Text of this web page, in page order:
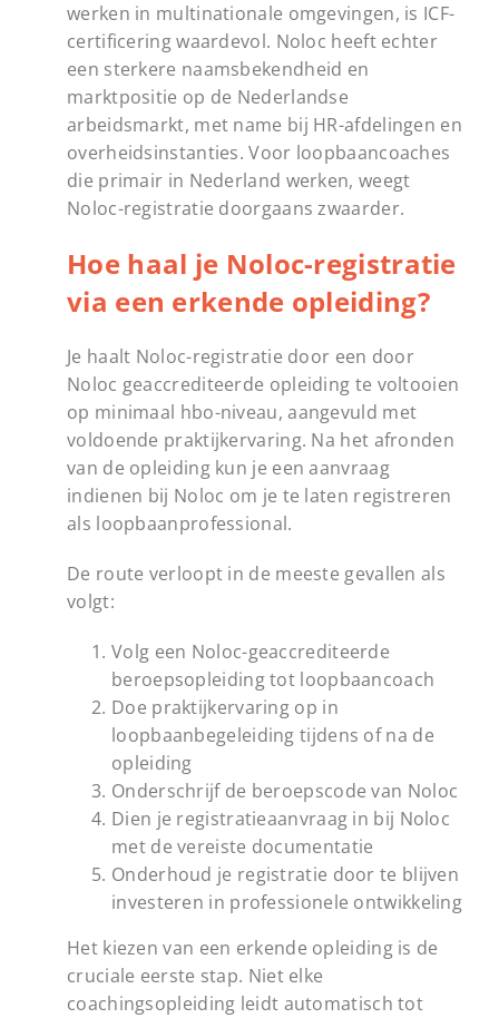
werken in multinationale omgevingen, is ICF-
certificering waardevol. Noloc heeft echter
een sterkere naamsbekendheid en
marktpositie op de Nederlandse
arbeidsmarkt, met name bij HR-afdelingen en
overheidsinstanties. Voor loopbaancoaches
die primair in Nederland werken, weegt
Noloc-registratie doorgaans zwaarder.
Hoe haal je Noloc-registratie
via een erkende opleiding?
Je haalt Noloc-registratie door een door
Noloc geaccrediteerde opleiding te voltooien
op minimaal hbo-niveau, aangevuld met
voldoende praktijkervaring. Na het afronden
van de opleiding kun je een aanvraag
indienen bij Noloc om je te laten registreren
als loopbaanprofessional.
De route verloopt in de meeste gevallen als
volgt:
Volg een Noloc-geaccrediteerde
beroepsopleiding tot loopbaancoach
Doe praktijkervaring op in
loopbaanbegeleiding tijdens of na de
opleiding
Onderschrijf de beroepscode van Noloc
Dien je registratieaanvraag in bij Noloc
met de vereiste documentatie
Onderhoud je registratie door te blijven
investeren in professionele ontwikkeling
Het kiezen van een erkende opleiding is de
cruciale eerste stap. Niet elke
coachingsopleiding leidt automatisch tot